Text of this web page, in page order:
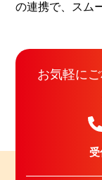
の連携で、スム
お気軽に